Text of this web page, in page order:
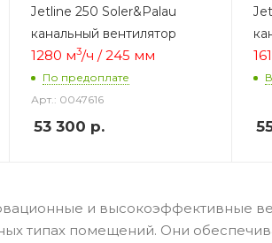
Jetline 250 Soler&Palau
канальный вентилятор
1280 м3/ч / 245 мм
По предоплате
Арт.: 0047616
53 300 р.
и высокоэффективные
типах помещений. Они